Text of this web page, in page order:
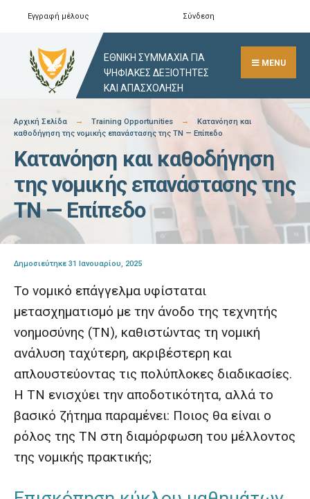
Skip
content
Εγγραφή μέλους Σύνδεση
ΕΘΝΙΚΗ ΣΥΜΜΑΧΙΑ ΓΙΑ
ΨΗΦΙΑΚΕΣ ΔΕΞΙΟΤΗΤΕΣ
ΚΑΙ ΑΠΑΣΧΟΛΗΣΗ
MENU
Αρχική Σελίδα Training Opportunities
Κατανόηση και
καθοδήγηση της νομικής επανάστασης της ΤΝ — Επίπεδο
Κατανόηση και καθοδήγηση
της νομικής επανάστασης της
ΤΝ — Επίπεδο
Δημοσιεύτηκε 31 Ιανουαρίου, 2025
Το νομικό επάγγελμα υφίσταται
μετασχηματισμό με την άνοδο της τεχνητής
νοημοσύνης (ΤΝ), καθιστώντας τη νομική
ανάλυση ταχύτερη, ακριβέστερη και
απλουστεύοντας τις πολύπλοκες διαδικασίες.
Η ΤΝ ενισχύει την αποδοτικότητα, αλλά το
βασικό ζήτημα παραμένει: Ποιος θα είναι ο
ρόλος της ΤΝ στη διαμόρφωση του μέλλοντος
της νομικής πρακτικής;
Search
Window
Αναζήτηση